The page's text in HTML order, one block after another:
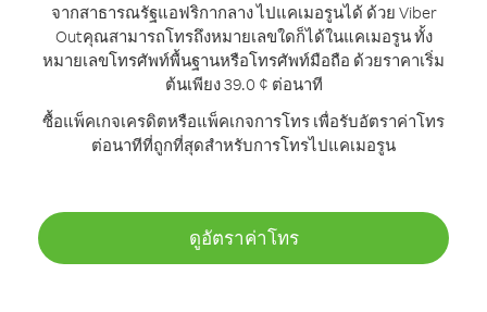
จากสาธารณรัฐแอฟริกากลาง ไปแคเมอรูนได้ ด้วย Viber
Outคุณสามารถโทรถึงหมายเลขใดก็ได้ในแคเมอรูน ทั้ง
หมายเลขโทรศัพท์พื้นฐานหรือโทรศัพท์มือถือ ด้วยราคาเริ่ม
ต้นเพียง 39.0 ¢ ต่อนาที
ซื้อแพ็คเกจเครดิตหรือแพ็คเกจการโทร เพื่อรับอัตราค่าโทร
ต่อนาทีที่ถูกที่สุดสำหรับการโทรไปแคเมอรูน
ดูอัตราค่าโทร